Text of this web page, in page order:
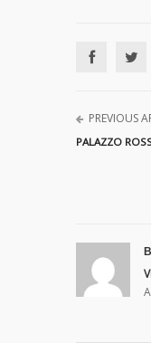
PREVIOUS
PALAZZO